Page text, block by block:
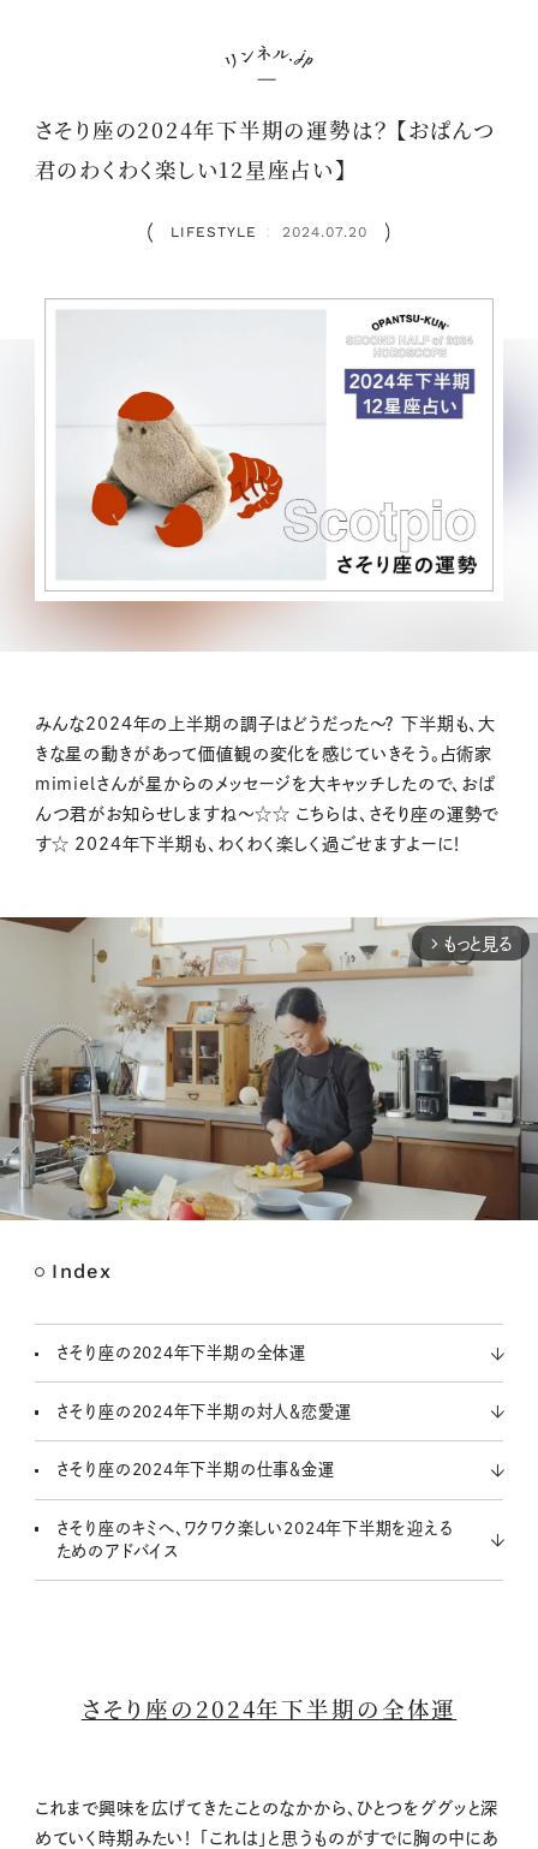
さそり座の2024年下半期の運勢は？ 【おぱんつ
君のわくわく楽しい12星座占い】
LIFESTYLE ： 2024.07.20
みんな2024年の上半期の調子はどうだった〜？ 下半期も、大
きな星の動きがあって価値観の変化を感じていきそう。占術家
mimielさんが星からのメッセージを大キャッチしたので、おぱ
んつ君がお知らせしますね〜☆☆ こちらは、さそり座の運勢で
す☆ 2024年下半期も、わくわく楽しく過ごせますよーに！
arrow_forward_ios もっと見る
Index
さそり座の2024年下半期の全体運
さそり座の2024年下半期の対人＆恋愛運
さそり座の2024年下半期の仕事＆金運
さそり座のキミへ、ワクワク楽しい2024年下半期を迎える
ためのアドバイス
さそり座の2024年下半期の全体運
これまで興味を広げてきたことのなかから、ひとつをググッと深
めていく時期みたい！ 「これは」と思うものがすでに胸の中にあ